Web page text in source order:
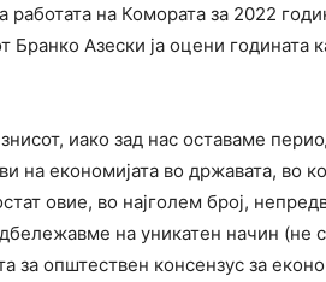
работата на Комората за 2022
Бранко Азески ја оцени годината
иако зад нас оставаме
на економијата во државата, во
овие, во најголем број,
на уникатен начин (не
за општествен консензус за